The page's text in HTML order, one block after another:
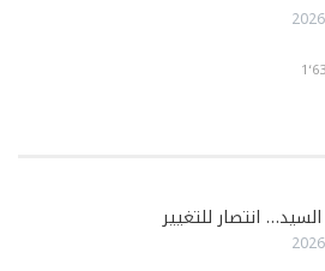
انتصار للتغيير